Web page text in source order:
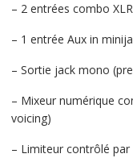
– 2 entrées combo
– 1 entrée Aux in
– Sortie jack mono
– Mixeur numérique
voicing)
– Limiteur contrôlé par